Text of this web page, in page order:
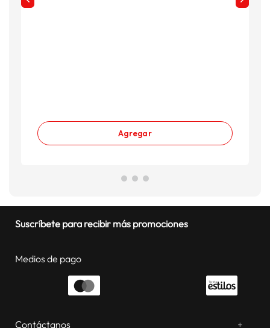
Agregar
Suscríbete para recibir más promociones
Medios de pago
Contáctanos +